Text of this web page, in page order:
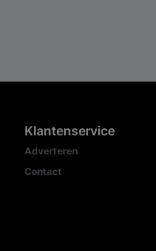
Klantenservice
Adverteren
Contact